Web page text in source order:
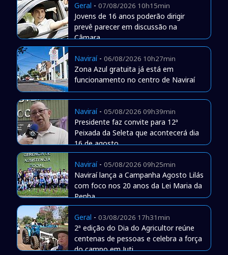
Geral - 07/08/2026 10h15min
Jovens de 16 anos poderão dirigir
prevê parecer em discussão na
Câmara
Naviraí- 06/08/2026 10h27min
Zona Azul gratuita já está em
funcionamento no centro de Naviraí
Naviraí- 05/08/2026 09h39min
Presidente faz convite para 12ª
Peixada da Seleta que acontecerá dia
16 de agosto
Naviraí- 05/08/2026 09h25min
Naviraí lança a Campanha Agosto Lilás
com foco nos 20 anos da Lei Maria da
Penha
Geral - 03/08/2026 17h31min
2ª edição do Dia do Agricultor reúne
centenas de pessoas e celebra a força
do campo em Juti